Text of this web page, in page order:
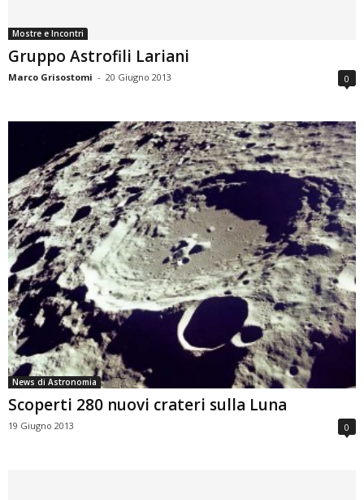
Mostre e Incontri
Gruppo Astrofili Lariani
Marco Grisostomi - 20 Giugno 2013 0
News di Astronomia
Scoperti 280 nuovi crateri sulla Luna
19 Giugno 2013 0